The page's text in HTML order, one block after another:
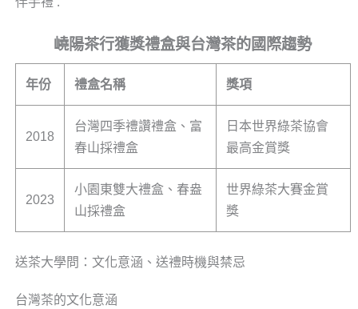
嶢陽茶行獲獎禮盒與台灣茶的國際趨勢
年份 禮盒名稱 獎項
2018
台灣四季禮讚禮盒、富
春山採禮盒
日本世界綠茶協會
最高金賞獎
2023
小園東雙大禮盒、春盎
山採禮盒
世界綠茶大賽金賞
獎
送茶大學問：文化意涵、送禮時機與禁忌
台灣茶的文化意涵